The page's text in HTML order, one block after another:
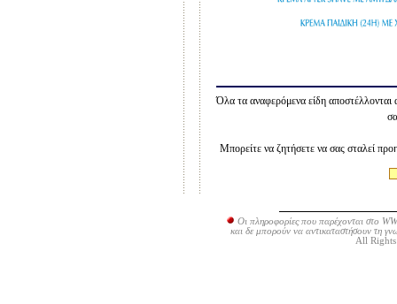
Όλα τα αναφερόμενα είδη αποστέλλονται
Μπορείτε να ζητήσετε να σας σταλεί